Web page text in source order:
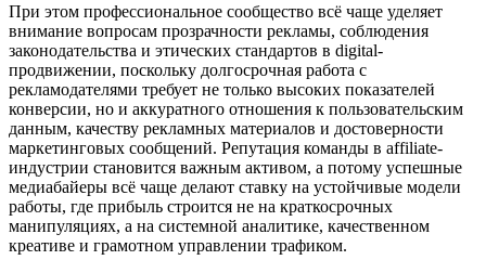
При этом профессиональное сообщество всё чаще уделяет
внимание вопросам прозрачности рекламы, соблюдения
законодательства и этических стандартов в digital-
продвижении, поскольку долгосрочная работа с
рекламодателями требует не только высоких показателей
конверсии, но и аккуратного отношения к пользовательским
данным, качеству рекламных материалов и достоверности
маркетинговых сообщений. Репутация команды в affiliate-
индустрии становится важным активом, а потому успешные
медиабайеры всё чаще делают ставку на устойчивые модели
работы, где прибыль строится не на краткосрочных
манипуляциях, а на системной аналитике, качественном
креативе и грамотном управлении трафиком.